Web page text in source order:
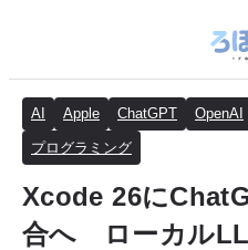
AI Apple ChatGPT OpenAI
プログラミング
Xcode 26に
合へ ローカル